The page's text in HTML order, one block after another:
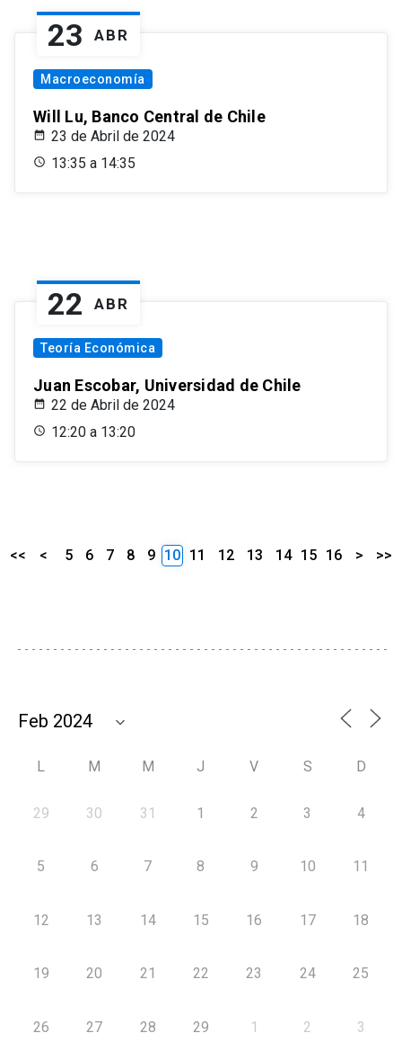
23 ABR
Macroeconomía
Will Lu, Banco Central de Chile
23 de Abril de 2024
13:35 a 14:35
22 ABR
Teoría Económica
Juan Escobar, Universidad de Chile
22 de Abril de 2024
12:20 a 13:20
<< < 5 6 7 8 9 10 11 12 13 14 15 16 > >>
L M M J V S D
29 30 31 1 2 3 4
5 6 7 8 9 10 11
12 13 14 15 16 17 18
19 20 21 22 23 24 25
26 27 28 29 1 2 3